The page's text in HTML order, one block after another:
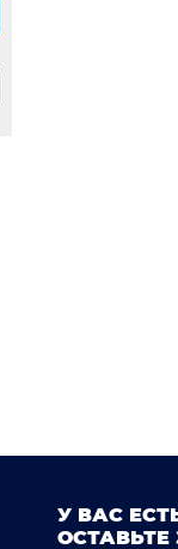
У ВАС